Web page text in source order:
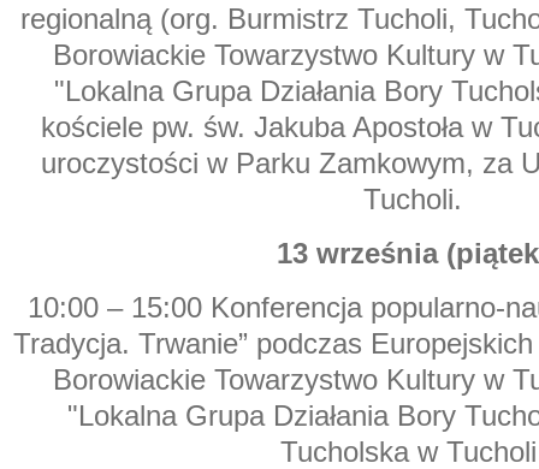
regionalną (org. Burmistrz Tucholi,
Borowiackie Towarzystwo Kultury w
"Lokalna Grupa Działania Bory
kościele pw. św. Jakuba Apostoła w
uroczystości w Parku Zamkowym, za
Tucholi.
13 września
10:00 – 15:00 Konferencja popularno-
Tradycja. Trwanie” podczas
Borowiackie Towarzystwo Kultury w
"Lokalna Grupa Działania Bory
Tucholska w